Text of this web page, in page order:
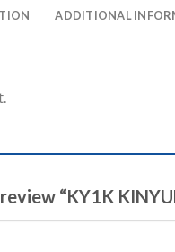
ADDITIONAL
“KY1K